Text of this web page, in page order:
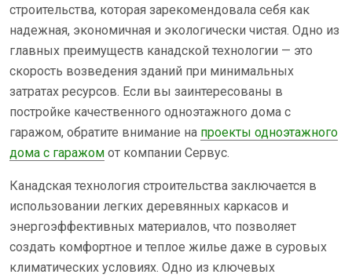
строительства, которая зарекомендовала себя как
надежная, экономичная и экологически чистая. Одно из
главных преимуществ канадской технологии — это
скорость возведения зданий при минимальных
затратах ресурсов. Если вы заинтересованы в
постройке качественного одноэтажного дома с
гаражом, обратите внимание на проекты одноэтажного
дома с гаражом от компании Сервус.
Канадская технология строительства заключается в
использовании легких деревянных каркасов и
энергоэффективных материалов, что позволяет
создать комфортное и теплое жилье даже в суровых
климатических условиях. Одно из ключевых